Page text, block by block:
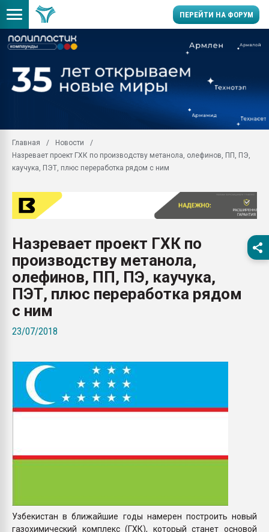
ПЕРЕЙТИ НА ФОРУМ
Вакуум-формовочные
28.07.2026
Всё, что касается
бутылок
вакуумного
Продам отходы
поликарбоната и АБС-
Armaloy PC/ABS-1IM
Главная
Новости
Назревает проект ГХК по производству метанола, олефинов, ПП, ПЭ,
каучука, ПЭТ, плюс переработка рядом с ним
Назревает проект ГХК по
производству метанола,
олефинов, ПП, ПЭ, каучука,
ПЭТ, плюс переработка рядом
с ним
23/07/2018
Узбекистан в ближайшие годы намерен построить новый
газохимический комплекс (ГХК), который станет основой